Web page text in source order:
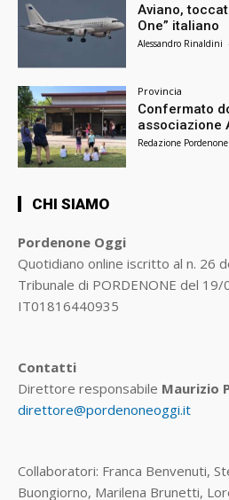
Aviano,
One” italiano
Alessandro Rinaldini -
Provincia
Confermato
associazione
Redazione Pordenone
CHI SIAMO
Pordenone Oggi
Quotidiano online iscritto al n. 26
Tribunale di PORDENONE del
IT01816440935
Contatti
Direttore responsabile Maurizio
direttore@pordenoneoggi.it
Collaboratori: Franca Benvenuti,
Buongiorno, Marilena Brunetti,